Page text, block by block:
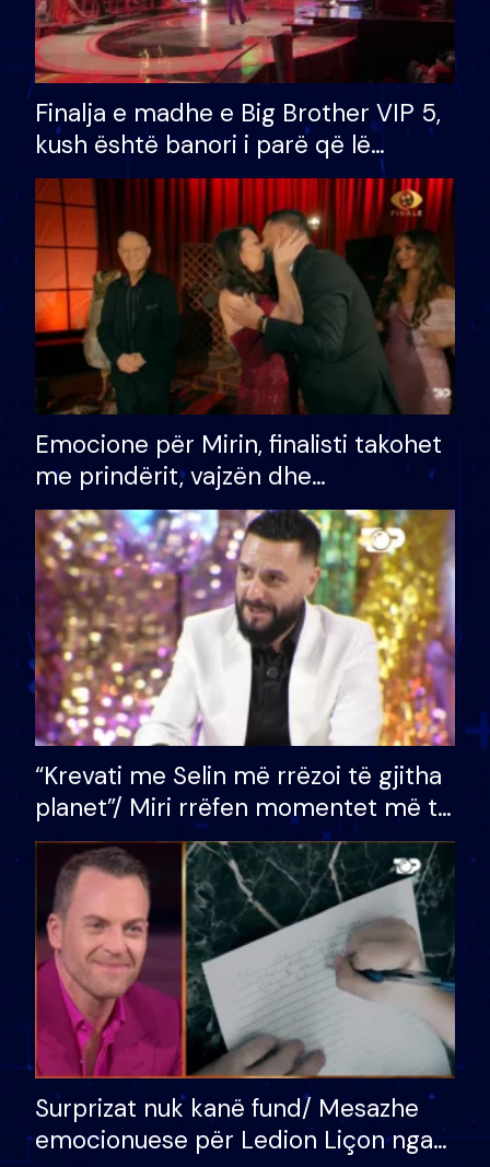
Finalja e madhe e Big Brother VIP 5,
kush është banori i parë që lë
shtëpinë dhe humb mundësinë për
të fituar çmimin e madh
Emocione për Mirin, finalisti takohet
me prindërit, vajzën dhe
bashkëshorten: S’kemi ndonjë letër
divorci apo jo?
“Krevati me Selin më rrëzoi të gjitha
planet”/ Miri rrëfen momentet më të
bukura në shtëpinë e BB VIP: Do më
mungojë zilja e mëngjesit kur…
Surprizat nuk kanë fund/ Mesazhe
emocionuese për Ledion Liçon nga